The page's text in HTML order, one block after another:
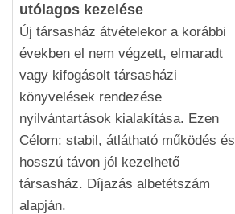
utólagos kezelése
Új társasház átvételekor a korábbi
években el nem végzett, elmaradt
vagy kifogásolt társasházi
könyvelések rendezése
nyilvántartások kialakítása. Ezen
Célom: stabil, átlátható működés és
hosszú távon jól kezelhető
társasház. Díjazás albetétszám
alapján.